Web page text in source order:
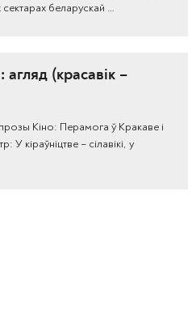
беларускай …
агляд (красавік –
Кіно: Перамога ў Кракаве і
У кіраўніцтве – сілавікі, у